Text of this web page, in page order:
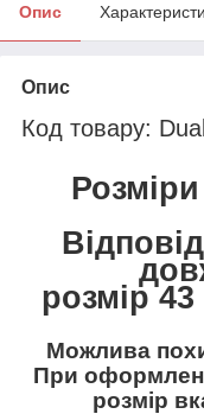
Опис
Опис
Код товару:
розмір
Можлива
При
розмір